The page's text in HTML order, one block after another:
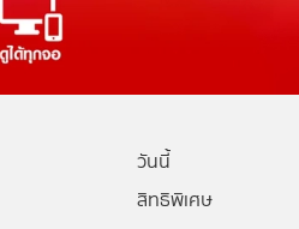
วันนี้
สิทธิพิเศษ